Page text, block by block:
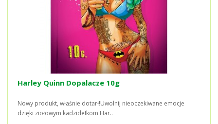
Harley Quinn Dopalacze 10g
Nowy produkt, właśnie dotarł!Uwolnij nieoczekiwane emocje
dzięki ziołowym kadzidełkom Har..